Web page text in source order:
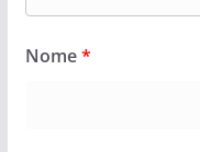
Nome*